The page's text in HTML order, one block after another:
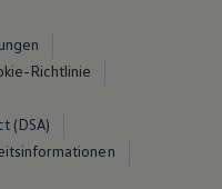
Richtlinie
(DSA)